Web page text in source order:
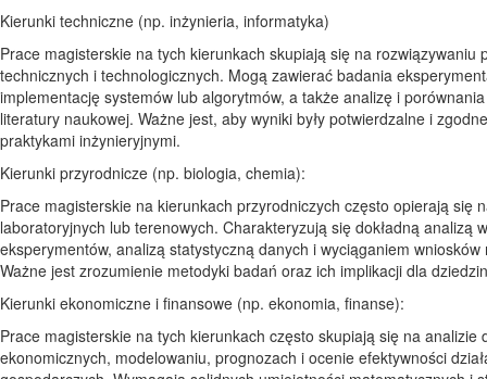
Kierunki techniczne (np. inżynieria, informatyka)
Prace magisterskie na tych kierunkach skupiają się na rozwiązywaniu
technicznych i technologicznych. Mogą zawierać badania
implementację systemów lub algorytmów, a także analizę i
literatury naukowej. Ważne jest, aby wyniki były potwierdzalne i
praktykami inżynieryjnymi.
Kierunki przyrodnicze (np. biologia, chemia):
Prace magisterskie na kierunkach przyrodniczych często opierają się
laboratoryjnych lub terenowych. Charakteryzują się dokładną analizą
eksperymentów, analizą statystyczną danych i wyciąganiem wniosków
Ważne jest zrozumienie metodyki badań oraz ich implikacji dla
Kierunki ekonomiczne i finansowe (np. ekonomia, finanse):
Prace magisterskie na tych kierunkach często skupiają się na analizie
ekonomicznych, modelowaniu, prognozach i ocenie efektywności